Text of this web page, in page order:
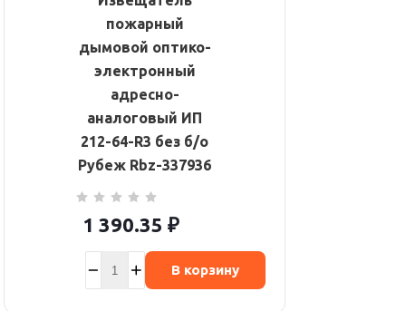
пожарный
дымовой оптико-
электронный
адресно-
аналоговый ИП
212-64-R3 без б/о
Рубеж Rbz-337936
1 390.35 ₽
В корзину